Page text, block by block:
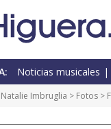
Noticias musicales
Natalie Imbruglia > Fotos >